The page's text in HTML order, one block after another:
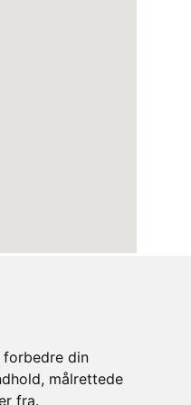
din
målrettede
fra.